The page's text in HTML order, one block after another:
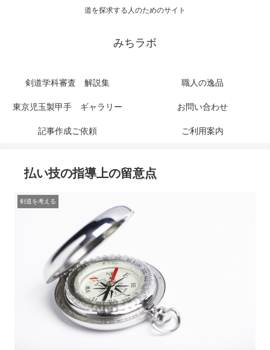
道を探求する人のためのサイト
みちラボ
剣道学科審査 解説集 職人の逸品
東京児玉製甲手 ギャラリー お問い合わせ
記事作成ご依頼 ご利用案内
払い技の指導上の留意点
剣道を考える